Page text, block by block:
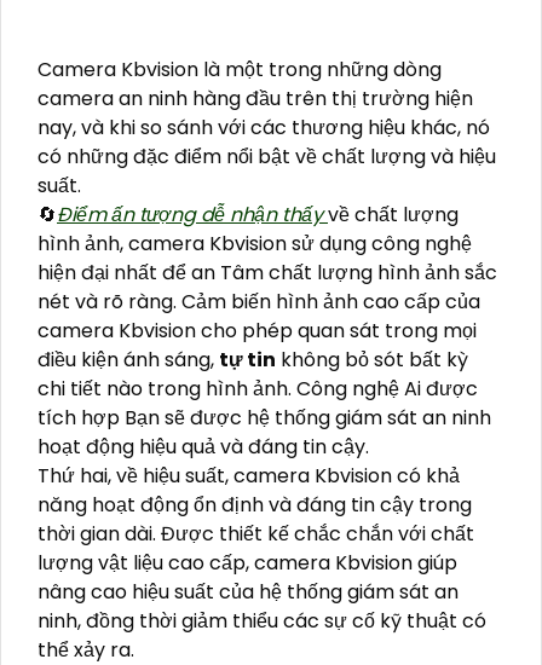
Camera Kbvision là một trong những dòng
camera an ninh hàng đầu trên thị trường hiện
nay, và khi so sánh với các thương hiệu khác, nó
có những đặc điểm nổi bật về chất lượng và hiệu
suất.
🔄Điểm ấn tượng dễ nhận thấyvề chất lượng
hình ảnh, camera Kbvision sử dụng công nghệ
hiện đại nhất để an Tâm chất lượng hình ảnh sắc
nét và rõ ràng. Cảm biến hình ảnh cao cấp của
camera Kbvision cho phép quan sát trong mọi
điều kiện ánh sáng, tự tin không bỏ sót bất kỳ
chi tiết nào trong hình ảnh. Công nghệ Ai được
tích hợp Bạn sẽ được hệ thống giám sát an ninh
hoạt động hiệu quả và đáng tin cậy.
Thứ hai, về hiệu suất, camera Kbvision có khả
năng hoạt động ổn định và đáng tin cậy trong
thời gian dài. Được thiết kế chắc chắn với chất
lượng vật liệu cao cấp, camera Kbvision giúp
nâng cao hiệu suất của hệ thống giám sát an
ninh, đồng thời giảm thiểu các sự cố kỹ thuật có
thể xảy ra.